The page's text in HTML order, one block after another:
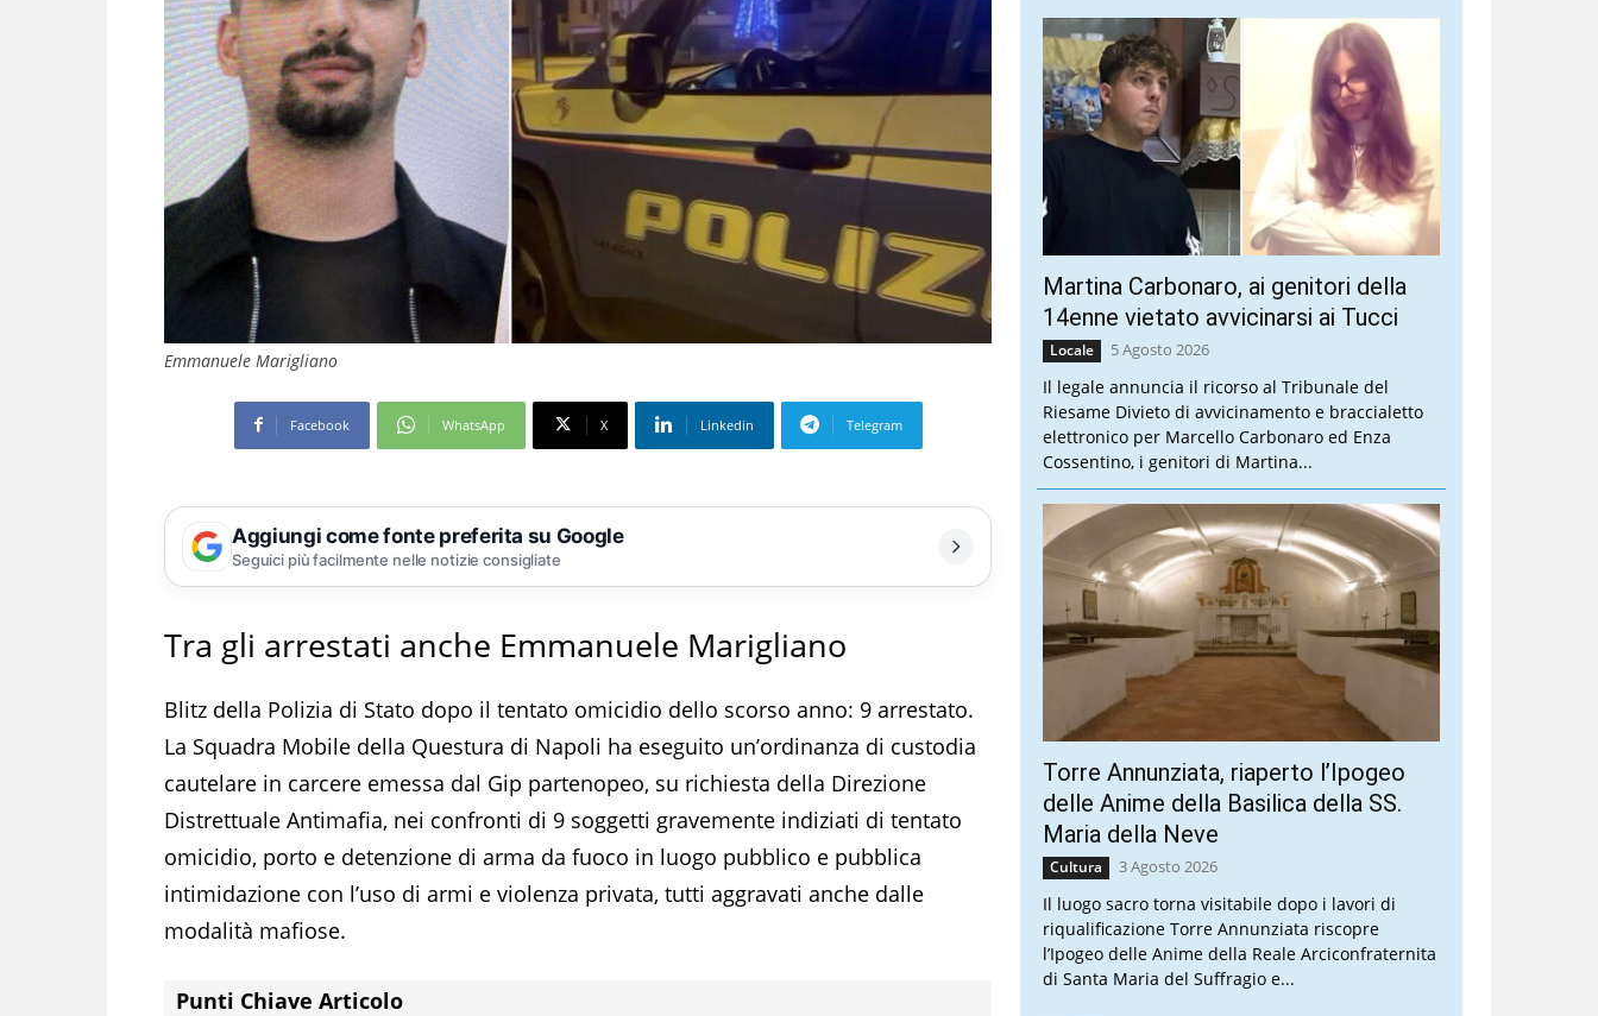
Emmanuele Marigliano
Facebook WhatsApp X Linkedin Telegram
Aggiungi come fonte preferita su Google
Seguici più facilmente nelle notizie consigliate
Tra gli arrestati anche Emmanuele Marigliano
Blitz della Polizia di Stato dopo il tentato omicidio dello scorso anno: 9 arrestato.
La Squadra Mobile della Questura di Napoli ha eseguito un’ordinanza di custodia
cautelare in carcere emessa dal Gip partenopeo, su richiesta della Direzione
Distrettuale Antimafia, nei confronti di 9 soggetti gravemente indiziati di tentato
omicidio, porto e detenzione di arma da fuoco in luogo pubblico e pubblica
intimidazione con l’uso di armi e violenza privata, tutti aggravati anche dalle
modalità mafiose.
Punti Chiave Articolo
Martina Carbonaro, ai genitori della
14enne vietato avvicinarsi ai Tucci
Locale 5 Agosto 2026
Il legale annuncia il ricorso al Tribunale del
Riesame Divieto di avvicinamento e braccialetto
elettronico per Marcello Carbonaro ed Enza
Cossentino, i genitori di Martina...
Torre Annunziata, riaperto l’Ipogeo
delle Anime della Basilica della SS.
Maria della Neve
Cultura 3 Agosto 2026
Il luogo sacro torna visitabile dopo i lavori di
riqualificazione Torre Annunziata riscopre
l’Ipogeo delle Anime della Reale Arciconfraternita
di Santa Maria del Suffragio e...